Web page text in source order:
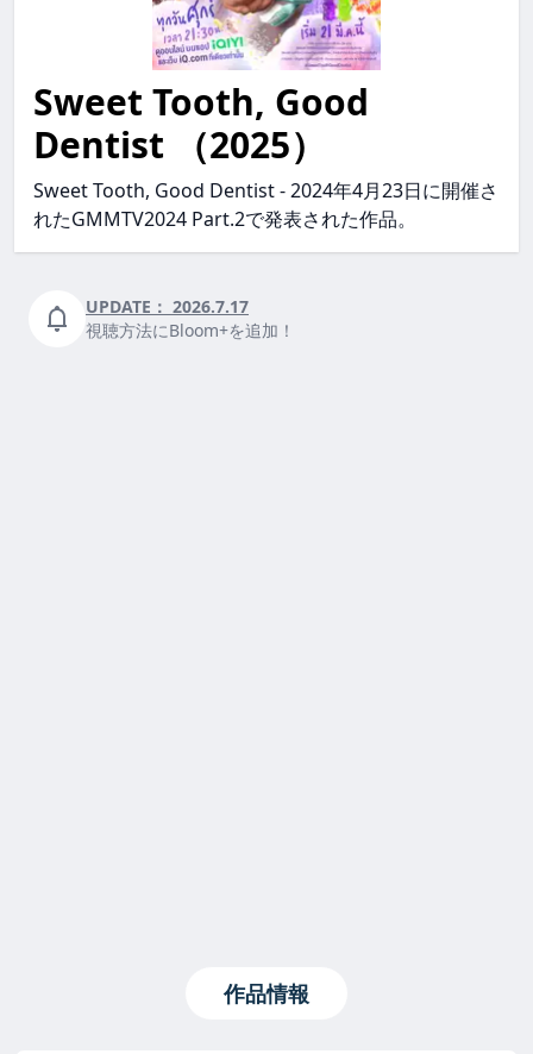
Sweet Tooth, Good
Dentist （2025）
Sweet Tooth, Good Dentist - 2024年4月23日に開催さ
れたGMMTV2024 Part.2で発表された作品。
sweet tooth, good dentist SweetTooth,GoodDentist
UPDATE： 2026.7.17
視聴方法にBloom+を追加！
作品情報